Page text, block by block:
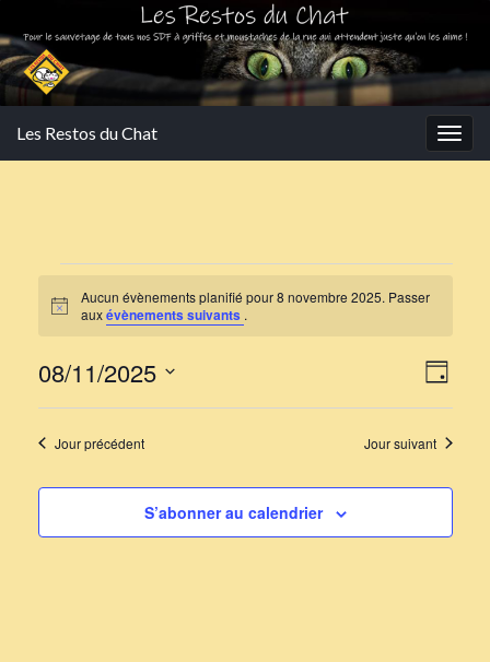
Les Restos du Chat
Évènements for 8
Notice
Aucun évènements planifié pour 8 novembre 2025. Passer
auxévènements suivants .
par
Jour
08/11/2025
date.
Jour précédent Jour suivant
S’abonner au calendrier